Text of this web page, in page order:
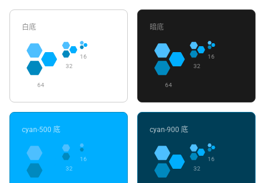
什麼是 CryptPad
匿名通訊工具比較
Asian Diceware：帶亞
的英文密語字典
用 drawio 貢獻技術圖示
如何儲存才會有 embedded
XML
不要用 Export
如何驗證有 XML
配色一致性：drawio palette
預設
白底
64
32
16
暗底
64
32
16
cyan-500 底
32
16
cyan-900 底
32
16